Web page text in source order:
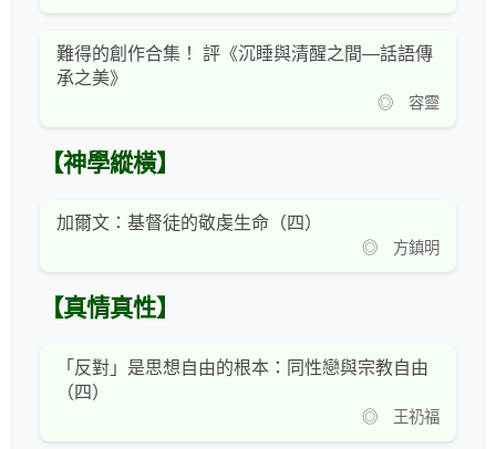
難得的創作合集！ 評《沉睡與清醒之間—話語傳
承之美》
◎ 容靈
【神學縱橫】
加爾文：基督徒的敬虔生命（四）
◎ 方鎮明
【真情真性】
「反對」是思想自由的根本：同性戀與宗教自由
（四）
◎ 王礽福